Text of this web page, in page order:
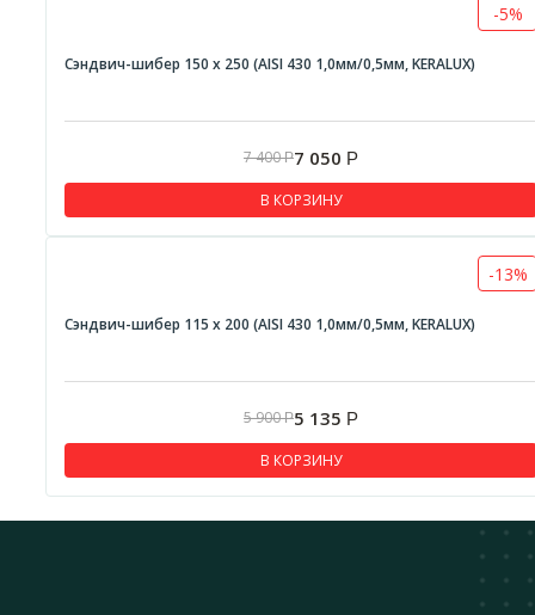
-5%
Сэндвич-шибер 150 х 250 (AISI 430 1,0мм/0,5мм, KERALUX)
7 400Р7 050 Р
В КОРЗИНУ
-13%
Сэндвич-шибер 115 х 200 (AISI 430 1,0мм/0,5мм, KERALUX)
5 900Р5 135 Р
В КОРЗИНУ